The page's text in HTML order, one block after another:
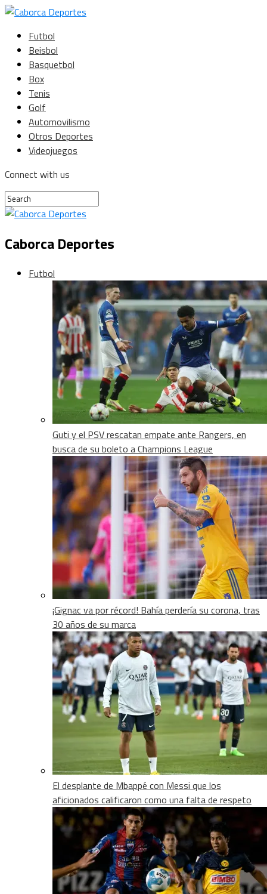
Futbol
Beisbol
Basquetbol
Box
Tenis
Golf
Automovilismo
Otros Deportes
Videojuegos
Connect with us
Caborca Deportes
Futbol
Guti y el PSV rescatan empate ante Rangers, en
busca de su boleto a Champions League
¡Gignac va por récord! Bahía perdería su corona, tras
30 años de su marca
El desplante de Mbappé con Messi que los
aficionados calificaron como una falta de respeto